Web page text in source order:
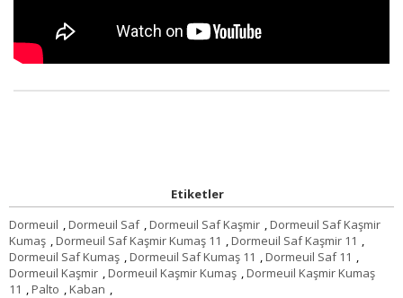
Etiketler
Dormeuil ,Dormeuil Saf ,Dormeuil Saf Kaşmir ,Dormeuil Saf Kaşmir
Kumaş ,Dormeuil Saf Kaşmir Kumaş 11 ,Dormeuil Saf Kaşmir 11 ,
Dormeuil Saf Kumaş ,Dormeuil Saf Kumaş 11 ,Dormeuil Saf 11 ,
Dormeuil Kaşmir ,Dormeuil Kaşmir Kumaş ,Dormeuil Kaşmir Kumaş
11 ,Palto ,Kaban ,